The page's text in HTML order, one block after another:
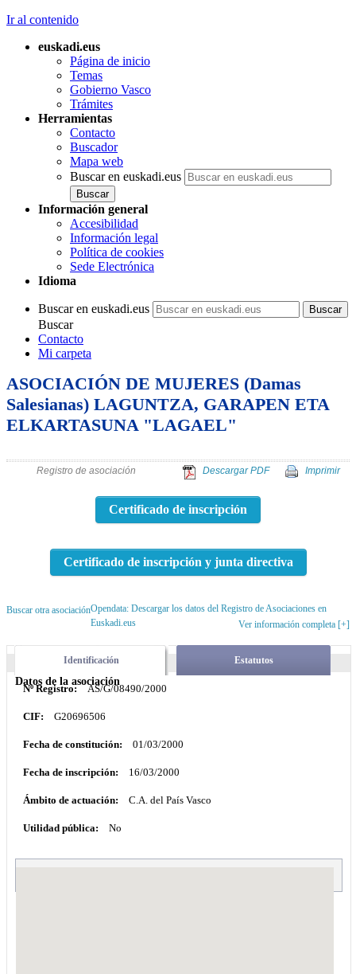
Ir al contenido
euskadi.eus
Página de inicio
Temas
Gobierno Vasco
Trámites
Herramientas
Contacto
Buscador
Mapa web
Buscar en euskadi.eus
Información general
Accesibilidad
Información legal
Política de cookies
Sede Electrónica
Idioma
Buscar en euskadi.eus
Buscar
Contacto
Mi carpeta
ASOCIACIÓN DE MUJERES (Damas
Salesianas) LAGUNTZA, GARAPEN ETA
ELKARTASUNA "LAGAEL"
Registro de asociación Imprimir
Descargar PDF
Certificado de inscripción
Certificado de inscripción y junta directiva
Buscar otra asociaciónOpendata: Descargar los datos del Registro de Asociaciones en
Euskadi.eus
Ver información completa [+]
Identificación Estatutos
Datos de la asociación
Nº Registro: AS/G/08490/2000
CIF: G20696506
Fecha de constitución: 01/03/2000
Fecha de inscripción: 16/03/2000
Ámbito de actuación: C.A. del País Vasco
Utilidad pública: No